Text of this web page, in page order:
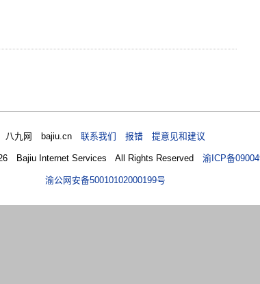
八九网 bajiu.cn联系我们 报错 提意见和建议
Bajiu Internet Services All Rights Reserved 渝ICP备
渝公网安备50010102000199号